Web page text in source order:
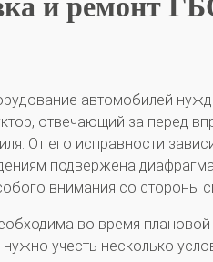
автомобилей
отвечающий за перед
От его исправности
подвержена
внимания со стороны
во время
учесть несколько